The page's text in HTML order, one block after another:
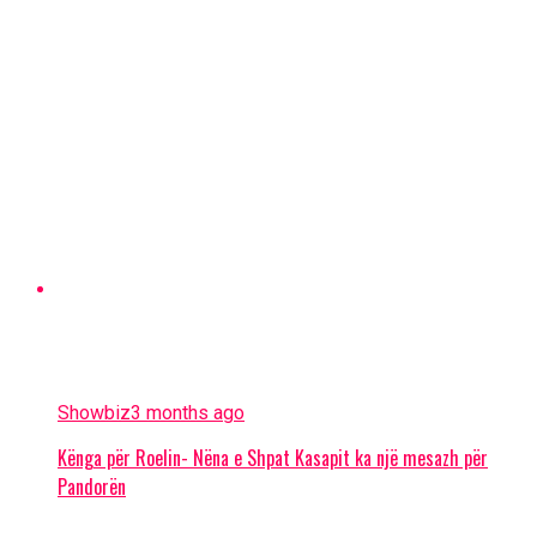
Showbiz3 months ago
Kënga për Roelin- Nëna e Shpat Kasapit ka një mesazh për
Pandorën